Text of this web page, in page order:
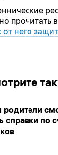
прочитать в
от него
родители
справки по